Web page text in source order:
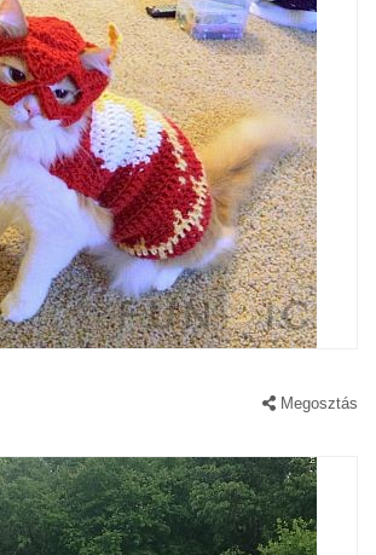
Megosztás